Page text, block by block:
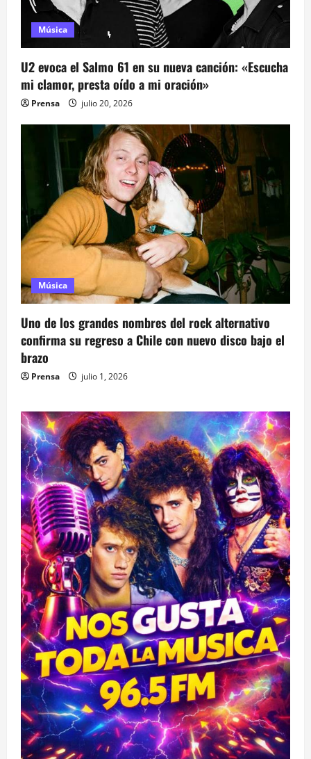
Música
U2 evoca el Salmo 61 en su nueva canción: «Escucha
mi clamor, presta oído a mi oración»
Prensa julio 20, 2026
Música
Uno de los grandes nombres del rock alternativo
confirma su regreso a Chile con nuevo disco bajo el
brazo
Prensa julio 1, 2026